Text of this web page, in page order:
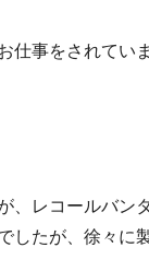
事をされていま
、レコールバン
したが、徐々に